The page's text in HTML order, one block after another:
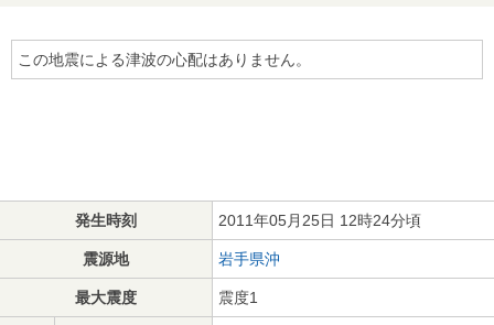
この地震による津波の心配はありません。
発生時刻 2011年05月25日 12時24分頃
震源地 岩手県沖
最大震度 震度1